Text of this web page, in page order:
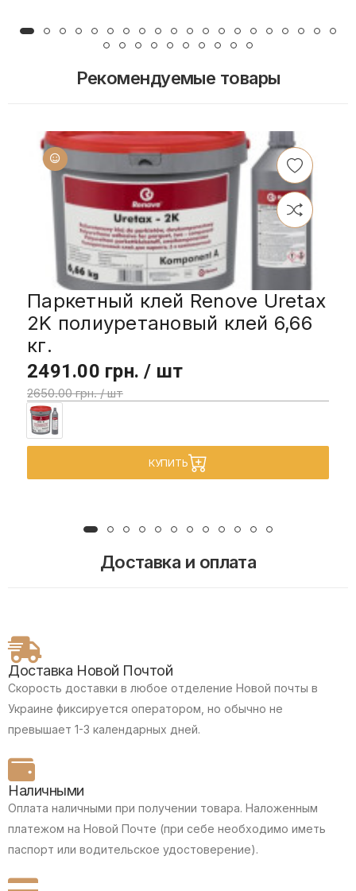
Рекомендуемые товары
Паркетный клей Renove Uretax
2K полиуретановый клей 6,66
кг.
2491.00 грн. / шт
2650.00 грн. / шт
КУПИТЬ
Доставка и оплата
Доставка Новой Почтой
Скорость доставки в любое отделение Новой почты в
Украине фиксируется оператором, но обычно не
превышает 1-3 календарных дней.
Наличными
Оплата наличными при получении товара. Наложенным
платежом на Новой Почте (при себе необходимо иметь
паспорт или водительское удостоверение).